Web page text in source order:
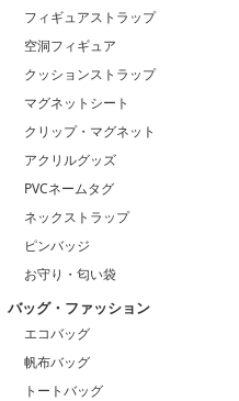
フィギュアストラップ
空洞フィギュア
クッションストラップ
マグネットシート
クリップ・マグネット
アクリルグッズ
PVCネームタグ
ネックストラップ
ピンバッジ
お守り・匂い袋
バッグ・ファッション
エコバッグ
帆布バッグ
トートバッグ